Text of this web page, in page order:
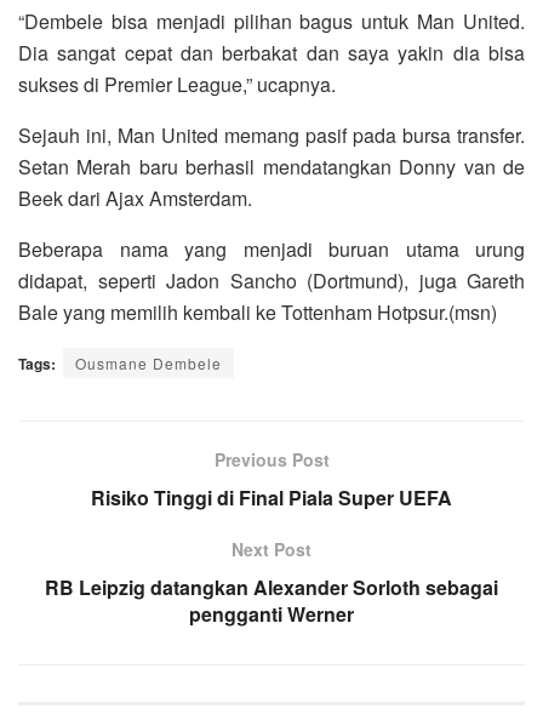
“Dembele bisa menjadi pilihan bagus untuk Man United.
Dia sangat cepat dan berbakat dan saya yakin dia bisa
sukses di Premier League,” ucapnya.
Sejauh ini, Man United memang pasif pada bursa transfer.
Setan Merah baru berhasil mendatangkan Donny van de
Beek dari Ajax Amsterdam.
Beberapa nama yang menjadi buruan utama urung
didapat, seperti Jadon Sancho (Dortmund), juga Gareth
Bale yang memilih kembali ke Tottenham Hotpsur.(msn)
Tags: Ousmane Dembele
Previous Post
Risiko Tinggi di Final Piala Super UEFA
Next Post
RB Leipzig datangkan Alexander Sorloth sebagai
pengganti Werner